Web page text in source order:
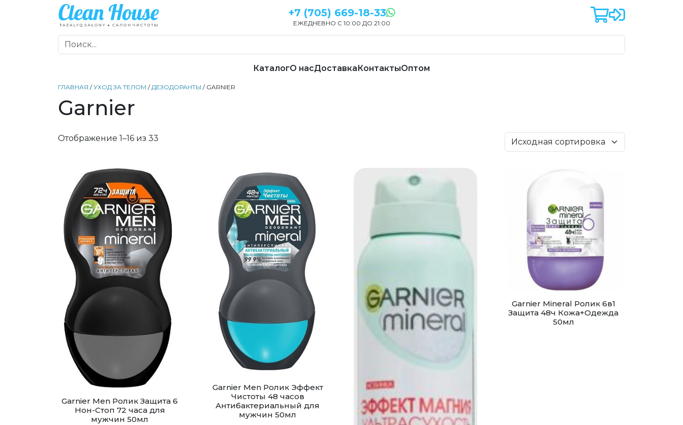
+7 (705) 669-18-33
ЕЖЕДНЕВНО С 10:00 ДО 21:00
КаталогО насДоставкаКонтактыОптом
ГЛАВНАЯ /УХОД ЗА ТЕЛОМ /ДЕЗОДОРАНТЫ / GARNIER
Garnier
Отображение 1–16 из 33
Garnier Men Ролик Защита 6
Нон-Стоп 72 часа для
мужчин 50мл
Garnier Men Ролик Эффект
Чистоты 48 часов
Антибактериальный для
мужчин 50мл
Garnier Mineral Ролик 6в1
Защита 48ч Кожа+Одежда
50мл